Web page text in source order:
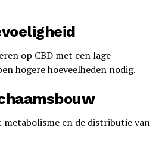
op CBD met een lage
hogere hoeveelheden nodig.
en de distributie van